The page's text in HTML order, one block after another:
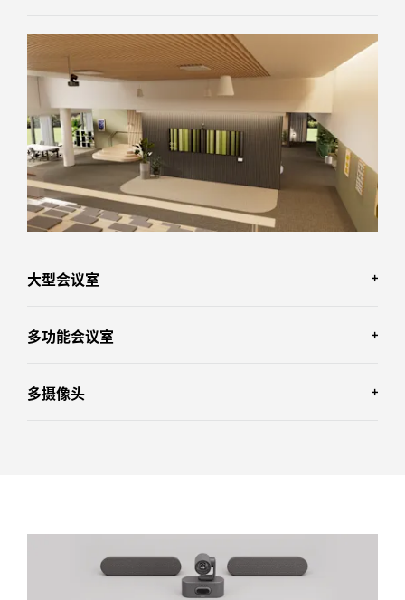
大型会议室
多功能会议室
多摄像头